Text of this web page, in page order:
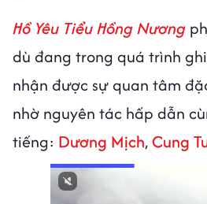
Hồ Yêu Tiểu Hồng Nương
dù đang trong quá trình
nhận được sự quan tâm
nhờ nguyên tác hấp dẫn
tiếng: Dương Mịch,Cung